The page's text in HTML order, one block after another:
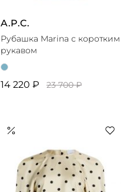
A.P.C.
Рубашка Marina с коротким
рукавом
14 220 ₽ 23 700 ₽